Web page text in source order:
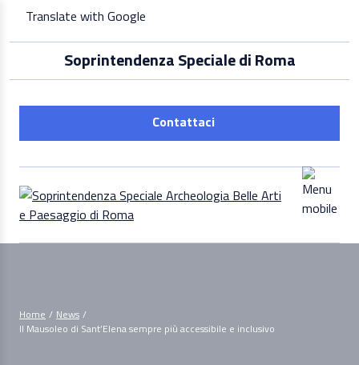
content
Translate with Google
Soprintendenza Speciale di Roma
Contattaci
Home / News /
Il Mausoleo di Sant’Elena sempre più accessibile e inclusivo